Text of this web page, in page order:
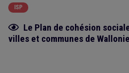
ISP
Fiche focus
Le Plan de cohésion
villes et communes de Wallonie